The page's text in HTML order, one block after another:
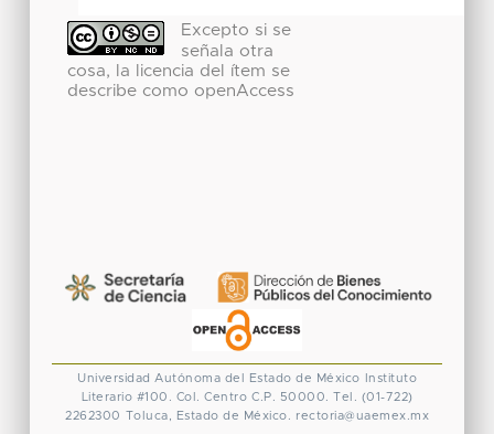
Excepto si se
señala otra
cosa, la licencia del ítem se
describe como openAccess
Universidad Autónoma del Estado de México
Instituto
Literario #100. Col. Centro C.P. 50000. Tel. (01-722)
2262300 Toluca, Estado de México. rectoria@uaemex.mx